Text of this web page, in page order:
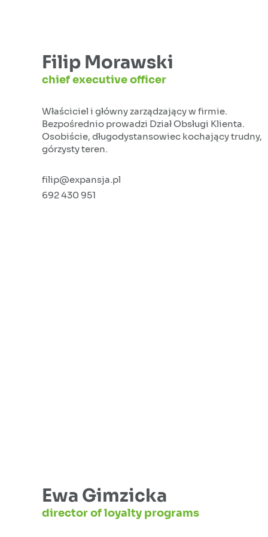
Filip Morawski
chief executive officer
Właściciel i główny zarządzający w firmie.
Bezpośrednio prowadzi Dział Obsługi Klienta.
Osobiście, długodystansowiec kochający trudny,
górzysty teren.
filip@expansja.pl
692 430 951
Ewa Gimzicka
director of loyalty programs